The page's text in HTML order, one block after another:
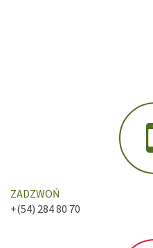
ZADZWOŃ
+(54) 284 80 70